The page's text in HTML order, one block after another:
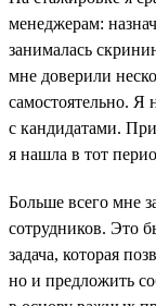
менеджерам:
занималась
мне доверили
самостоятельно. Я
с кандидатами.
я нашла в тот
Больше всего мне
сотрудников. Это
задача, которая
но и предложить